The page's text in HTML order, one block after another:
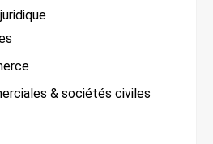
& sociétés civiles